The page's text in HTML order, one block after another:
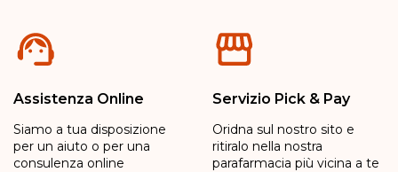
Assistenza Online
Siamo a tua disposizione
per un aiuto o per una
consulenza online
Servizio Pick & Pay
Oridna sul nostro sito e
ritiralo nella nostra
parafarmacia più vicina a te